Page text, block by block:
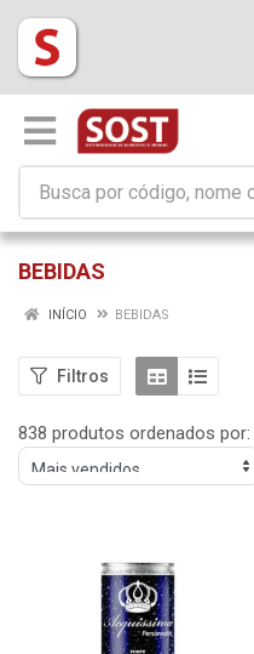
BEBIDAS
INÍCIO BEBIDAS
Filtros
838 produtos ordenados por: